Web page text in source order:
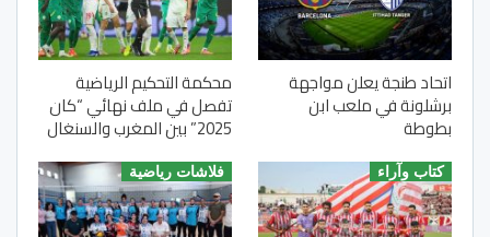
اتحاد طنجة يعلن مواجهة
برشلونة في ملعب ابن
بطوطة
محكمة التحكيم الرياضية
تفصل في ملف نهائي “كان
2025” بين المغرب والسنغال
كتاب وآراء فلاشات رياضية